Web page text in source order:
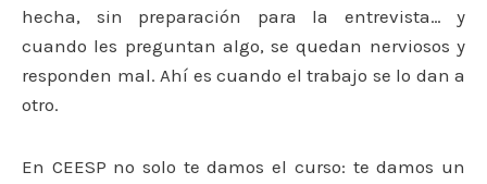
hecha, sin preparación para la entrevista… y
cuando les preguntan algo, se quedan nerviosos y
responden mal. Ahí es cuando el trabajo se lo dan a
otro.
En CEESP no solo te damos el curso: te damos un